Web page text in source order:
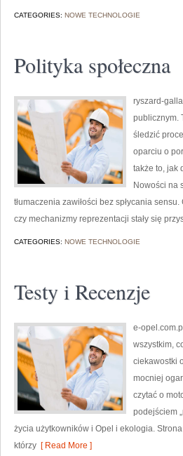
CATEGORIES: NOWE TECHNOLOGIE
Polityka społeczna
ryszard-
publicznym.
śledzić
oparciu o
także to, jak
Nowości na
tłumaczenia zawiłości bez spłycania
czy mechanizmy reprezentacji stały się
CATEGORIES: NOWE TECHNOLOGIE
Testy i Recenzje
e-
wszystkim,
ciekawostki
mocniej
czytać o
podejściem
życia użytkowników i Opel i ekologia.
którzy [ Read More ]